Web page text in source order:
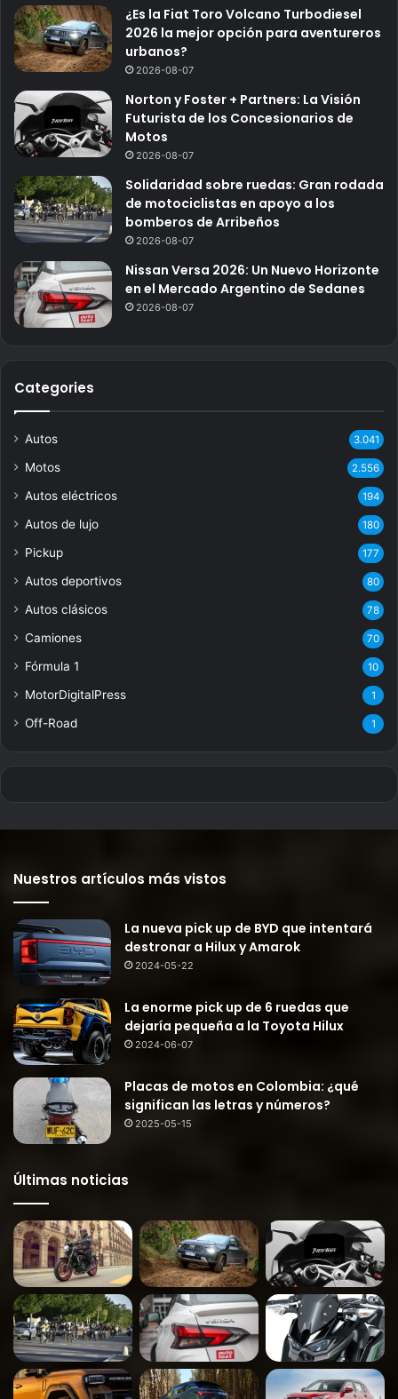
¿Es la Fiat Toro Volcano Turbodiesel
2026 la mejor opción para aventureros
urbanos?
2026-08-07
Norton y Foster + Partners: La Visión
Futurista de los Concesionarios de
Motos
2026-08-07
Solidaridad sobre ruedas: Gran rodada
de motociclistas en apoyo a los
bomberos de Arribeños
2026-08-07
Nissan Versa 2026: Un Nuevo Horizonte
en el Mercado Argentino de Sedanes
2026-08-07
Categories
Autos 3.041
Motos 2.556
Autos eléctricos 194
Autos de lujo 180
Pickup 177
Autos deportivos 80
Autos clásicos 78
Camiones 70
Fórmula 1 10
MotorDigitalPress 1
Off-Road 1
Nuestros artículos más vistos
La nueva pick up de BYD que intentará
destronar a Hilux y Amarok
2024-05-22
La enorme pick up de 6 ruedas que
dejaría pequeña a la Toyota Hilux
2024-06-07
Placas de motos en Colombia: ¿qué
significan las letras y números?
2025-05-15
Últimas noticias